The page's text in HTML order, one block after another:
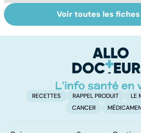
Perturbateurs
endocriniens :
Soins
on
Voir toutes les
RECETTES RAPPEL PRODUIT
LE
CANCER